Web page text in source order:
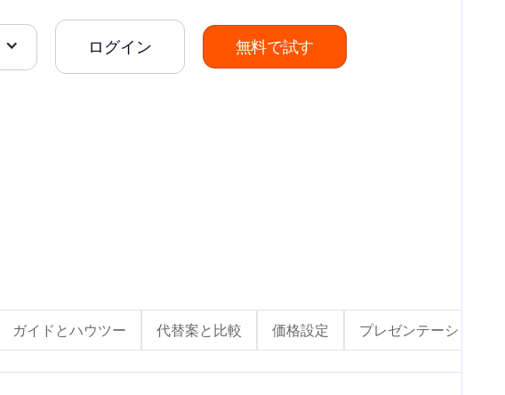
ログイン 無料で試す
ガイドとハウツー 代替案と比較 価格設定 プレゼンテーション